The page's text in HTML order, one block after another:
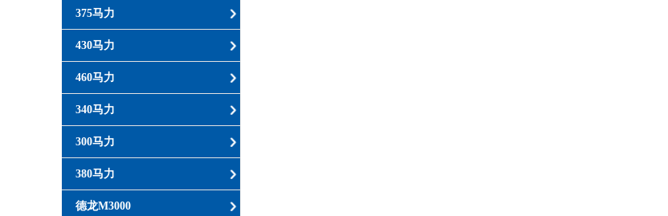
375马力
430马力
460马力
340马力
300马力
380马力
德龙M3000